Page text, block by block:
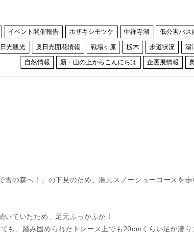
イベント開催報告 ホザキシモツケ 中禅寺湖 低公害バス
光観光 奥日光開花情報 戦場ヶ原 栃木 歩道状況 湯
自然情報 新・山の上からこんにちは 企画展情報
の森へ！」の下見のため、湯元スノーシューコースを歩
ていたため、足元ふっかふか！
も、踏み固められたトレース上でも20cmくらい足が潜り